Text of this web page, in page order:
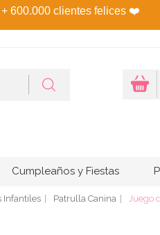
+ 600.000 clientes felices ❤️
Cumpleaños y Fiestas
Infantiles Patrulla Canina Juego